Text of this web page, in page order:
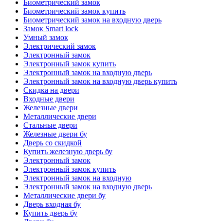
Биометрический замок
Биометрический замок купить
Биометрический замок на входную дверь
Замок Smart lock
Умный замок
Электрический замок
Электронный замок
Электронный замок купить
Электронный замок на входную дверь
Электронный замок на входную дверь купить
Скидка на двери
Входные двери
Железные двери
Металлические двери
Стальные двери
Железные двери бу
Дверь со скидкой
Купить железную дверь бу
Электронный замок
Электронный замок купить
Электронный замок на входную
Электронный замок на входную дверь
Металлические двери бу
Дверь входная бу
Купить дверь бу